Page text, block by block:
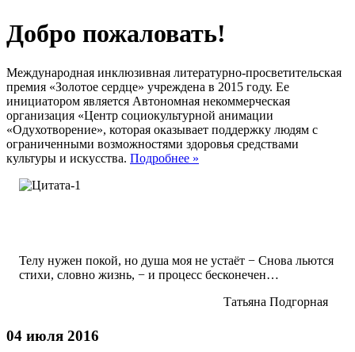
Добро пожаловать!
Международная инклюзивная литературно-просветительская
премия «Золотое сердце» учреждена в 2015 году. Ее
инициатором является Автономная некоммерческая
организация «Центр социокультурной анимации
«Одухотворение», которая оказывает поддержку людям с
ограниченными возможностями здоровья средствами
культуры и искусства. Подробнее »
Телу нужен покой, но душа моя не устаёт − Снова льются
стихи, словно жизнь, − и процесс бесконечен…
Татьяна Подгорная
04 июля 2016